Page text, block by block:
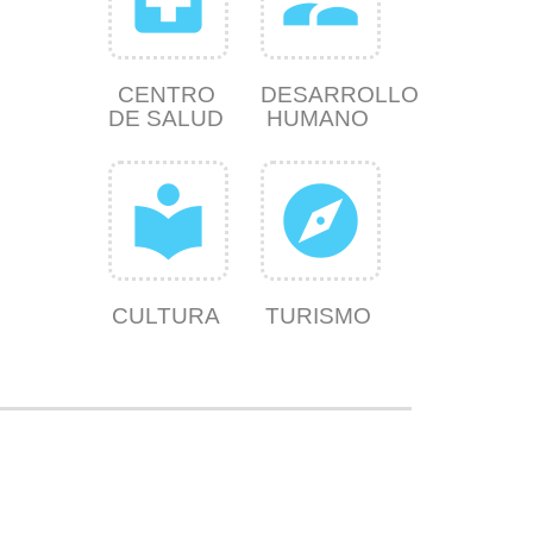
CENTRO
DE SALUD
DESARROLLO
HUMANO
local_library
CULTURA
explore
TURISMO